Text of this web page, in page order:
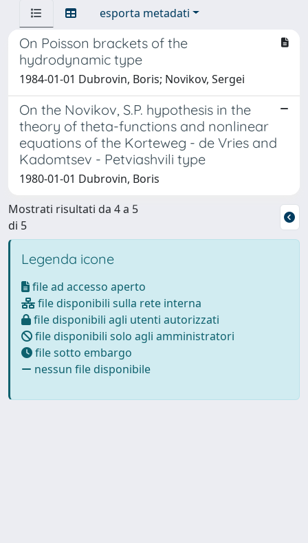
esporta metadati
On Poisson brackets of the
hydrodynamic type
1984-01-01 Dubrovin, Boris; Novikov, Sergei
On the Novikov, S.P. hypothesis in the
theory of theta-functions and nonlinear
equations of the Korteweg - de Vries and
Kadomtsev - Petviashvili type
1980-01-01 Dubrovin, Boris
Mostrati risultati da 4 a 5
di 5
Legenda icone
file ad accesso aperto
file disponibili sulla rete interna
file disponibili agli utenti autorizzati
file disponibili solo agli amministratori
file sotto embargo
nessun file disponibile